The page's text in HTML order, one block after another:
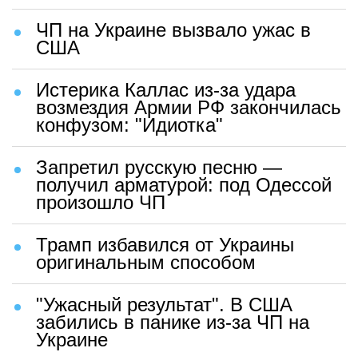
ЧП на Украине вызвало ужас в
США
Истерика Каллас из-за удара
возмездия Армии РФ закончилась
конфузом: "Идиотка"
Запретил русскую песню —
получил арматурой: под Одессой
произошло ЧП
Трамп избавился от Украины
оригинальным способом
"Ужасный результат". В США
забились в панике из-за ЧП на
Украине